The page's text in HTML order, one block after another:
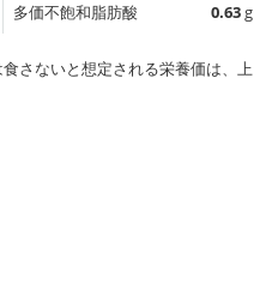
多価不飽和脂肪酸
0.63g
さないと想定される栄養価は、上